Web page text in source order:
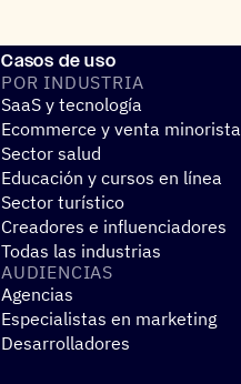
Casos de uso
POR INDUS­TRIA
SaaS y tecnología
Ecommerce y venta minorista
Sector salud
Educación y cursos en línea
Sector turístico
Creadores e influenciadores
Todas las industrias
AUDIEN­CIAS
Agencias
Especialistas en marketing
Desarrolladores